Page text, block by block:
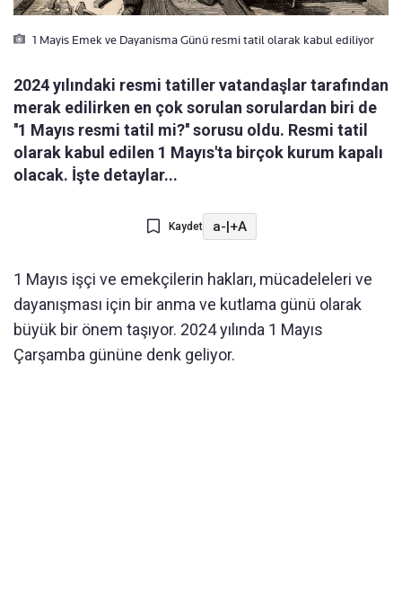
1 Mayis Emek ve Dayanisma Günü resmi tatil olarak kabul ediliyor
2024 yılındaki resmi tatiller vatandaşlar tarafından
merak edilirken en çok sorulan sorulardan biri de
''1 Mayıs resmi tatil mi?'' sorusu oldu. Resmi tatil
olarak kabul edilen 1 Mayıs'ta birçok kurum kapalı
olacak. İşte detaylar...
Kaydet a-|+A
1 Mayıs işçi ve emekçilerin hakları, mücadeleleri ve
dayanışması için bir anma ve kutlama günü olarak
büyük bir önem taşıyor. 2024 yılında 1 Mayıs
Çarşamba gününe denk geliyor.